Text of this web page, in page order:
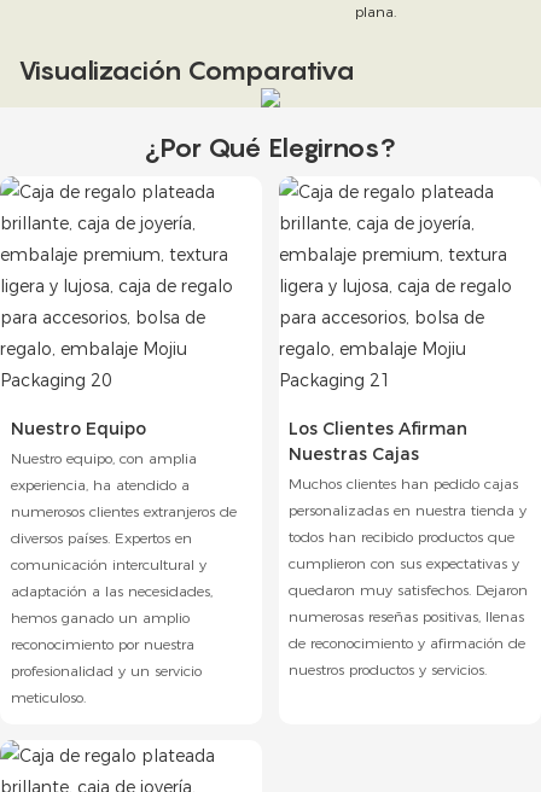
plana.
Visualización Comparativa
¿Por Qué Elegirnos?
Nuestro Equipo
Nuestro equipo, con amplia
experiencia, ha atendido a
numerosos clientes extranjeros de
diversos países. Expertos en
comunicación intercultural y
adaptación a las necesidades,
hemos ganado un amplio
reconocimiento por nuestra
profesionalidad y un servicio
meticuloso.
Los Clientes Afirman
Nuestras Cajas
Muchos clientes han pedido cajas
personalizadas en nuestra tienda y
todos han recibido productos que
cumplieron con sus expectativas y
quedaron muy satisfechos. Dejaron
numerosas reseñas positivas, llenas
de reconocimiento y afirmación de
nuestros productos y servicios.